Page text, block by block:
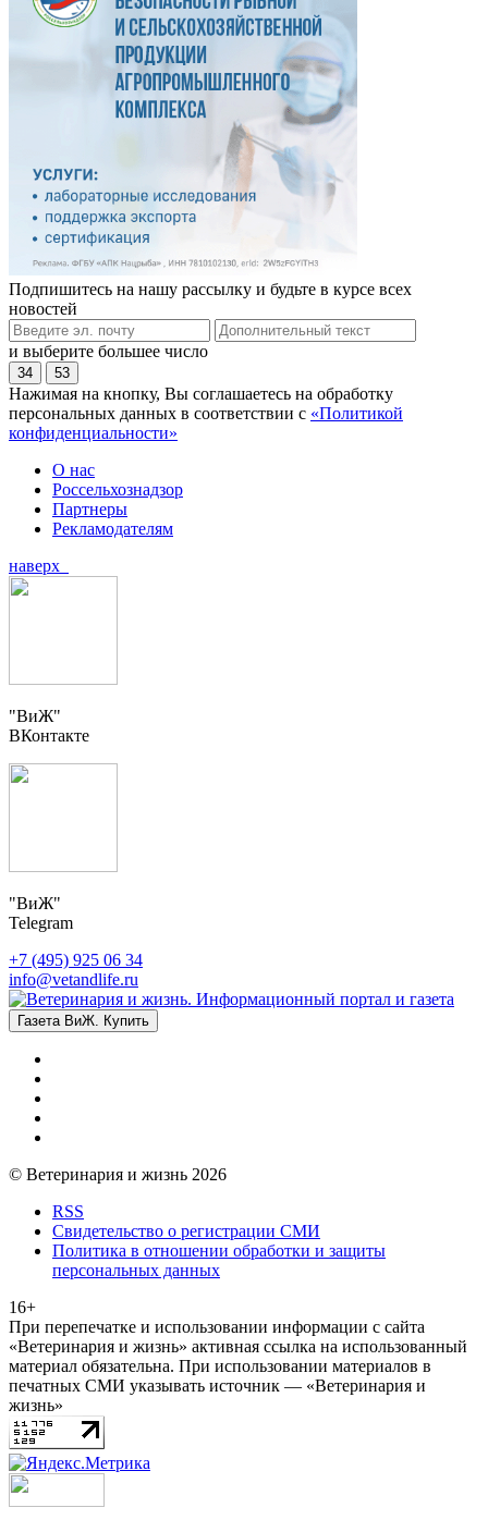
Подпишитесь на нашу рассылку и будьте в курсе всех
новостей
и выберите большее число
34 53
Нажимая на кнопку, Вы соглашаетесь на обработку
персональных данных в соответствии с «Политикой
конфиденциальности»
О нас
Россельхознадзор
Партнеры
Рекламодателям
наверх
"ВиЖ"
ВКонтакте
"ВиЖ"
Telegram
+7 (495) 925 06 34
info@vetandlife.ru
Газета ВиЖ. Купить
© Ветеринария и жизнь 2026
RSS
Свидетельство о регистрации СМИ
Политика в отношении обработки и защиты
персональных данных
16+
При перепечатке и использовании информации с сайта
«Ветеринария и жизнь» активная ссылка на использованный
материал обязательна. При использовании материалов в
печатных СМИ указывать источник — «Ветеринария и
жизнь»